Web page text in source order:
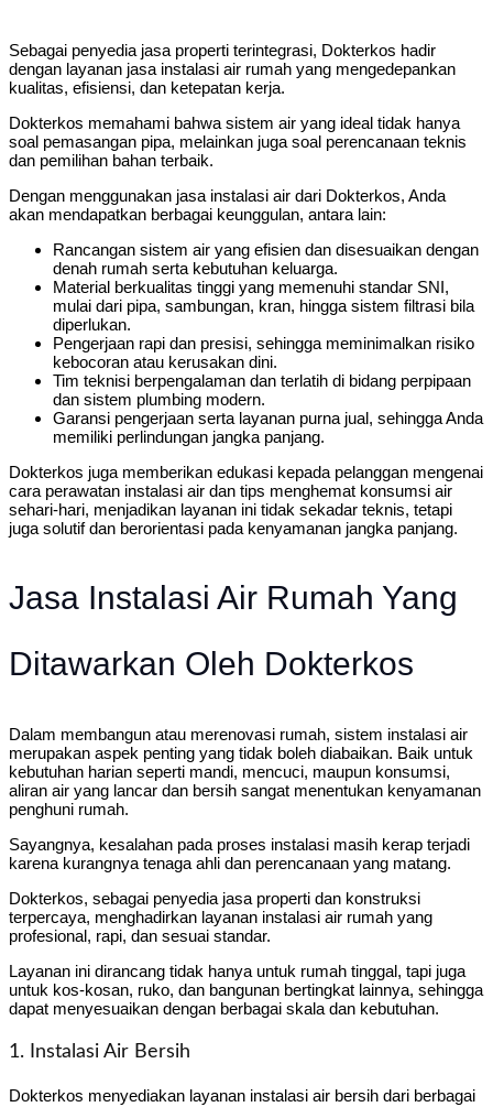
Sebagai penyedia jasa properti terintegrasi, Dokterkos hadir
dengan layanan jasa instalasi air rumah yang mengedepankan
kualitas, efisiensi, dan ketepatan kerja.
Dokterkos memahami bahwa sistem air yang ideal tidak hanya
soal pemasangan pipa, melainkan juga soal perencanaan teknis
dan pemilihan bahan terbaik.
Dengan menggunakan jasa instalasi air dari Dokterkos, Anda
akan mendapatkan berbagai keunggulan, antara lain:
Rancangan sistem air yang efisien dan disesuaikan dengan
denah rumah serta kebutuhan keluarga.
Material berkualitas tinggi yang memenuhi standar SNI,
mulai dari pipa, sambungan, kran, hingga sistem filtrasi bila
diperlukan.
Pengerjaan rapi dan presisi, sehingga meminimalkan risiko
kebocoran atau kerusakan dini.
Tim teknisi berpengalaman dan terlatih di bidang perpipaan
dan sistem plumbing modern.
Garansi pengerjaan serta layanan purna jual, sehingga Anda
memiliki perlindungan jangka panjang.
Dokterkos juga memberikan edukasi kepada pelanggan mengenai
cara perawatan instalasi air dan tips menghemat konsumsi air
sehari-hari, menjadikan layanan ini tidak sekadar teknis, tetapi
juga solutif dan berorientasi pada kenyamanan jangka panjang.
Jasa Instalasi Air Rumah Yang
Ditawarkan Oleh Dokterkos
Dalam membangun atau merenovasi rumah, sistem instalasi air
merupakan aspek penting yang tidak boleh diabaikan. Baik untuk
kebutuhan harian seperti mandi, mencuci, maupun konsumsi,
aliran air yang lancar dan bersih sangat menentukan kenyamanan
penghuni rumah.
Sayangnya, kesalahan pada proses instalasi masih kerap terjadi
karena kurangnya tenaga ahli dan perencanaan yang matang.
Dokterkos, sebagai penyedia jasa properti dan konstruksi
terpercaya, menghadirkan layanan instalasi air rumah yang
profesional, rapi, dan sesuai standar.
Layanan ini dirancang tidak hanya untuk rumah tinggal, tapi juga
untuk kos-kosan, ruko, dan bangunan bertingkat lainnya, sehingga
dapat menyesuaikan dengan berbagai skala dan kebutuhan.
1. Instalasi Air Bersih
Dokterkos menyediakan layanan instalasi air bersih dari berbagai